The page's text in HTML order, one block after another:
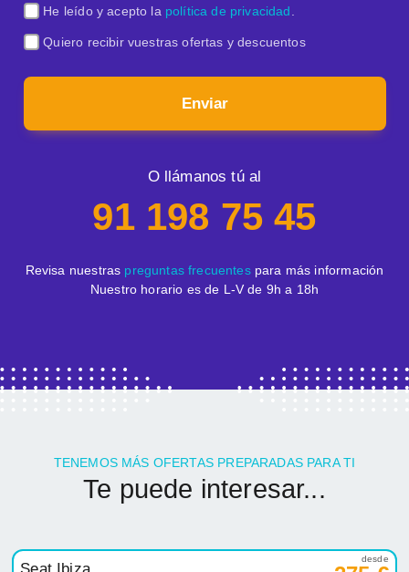
He leído y acepto la política de privacidad.
Quiero recibir vuestras ofertas y descuentos
Enviar
O llámanos tú al
91 198 75 45
Revisa nuestras preguntas frecuentespara más información
Nuestro horario es de L-V de 9h a 18h
TENEMOS MÁS OFERTAS PREPARADAS PARA TI
Te puede interesar...
desde